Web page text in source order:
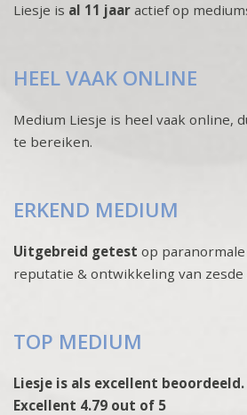
Liesje is al 11 jaar actief op
HEEL VAAK ONLINE
Medium Liesje is heel vaak online,
te bereiken.
ERKEND MEDIUM
Uitgebreid getest op
reputatie & ontwikkeling van
TOP MEDIUM
Liesje is als excellent beoordeeld.
Excellent 4.79 out of 5